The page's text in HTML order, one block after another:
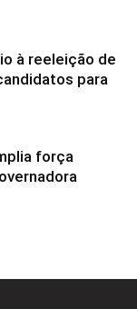
à reeleição de
para
força